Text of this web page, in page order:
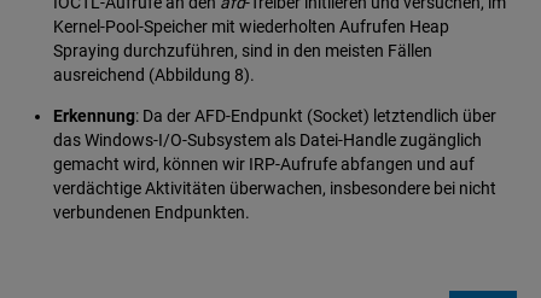
Kernel-Pool-Speicher mit wiederholten Aufrufen Heap
Spraying durchzuführen, sind in den meisten Fällen
ausreichend (Abbildung 8).
Erkennung: Da der AFD-Endpunkt (Socket) letztendlich über
das Windows-I/O-Subsystem als Datei-Handle zugänglich
gemacht wird, können wir IRP-Aufrufe abfangen und auf
verdächtige Aktivitäten überwachen, insbesondere bei nicht
verbundenen Endpunkten.